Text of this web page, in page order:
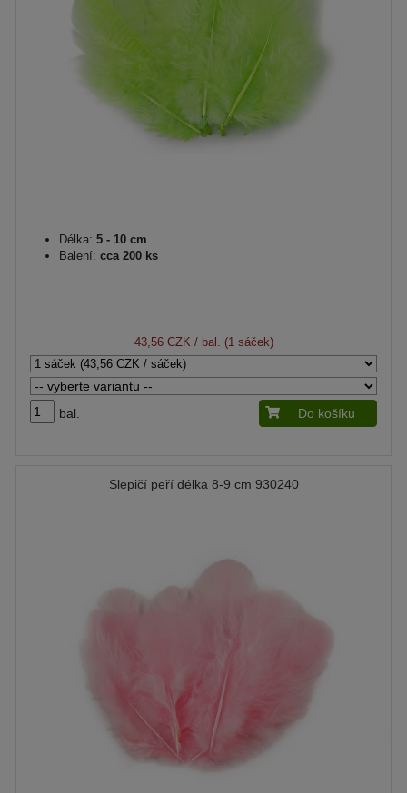
Délka: 5 - 10 cm
Balení: cca 200 ks
43,56 CZK / bal. (1 sáček)
bal. Do košíku
Slepičí peří délka 8-9 cm 930240